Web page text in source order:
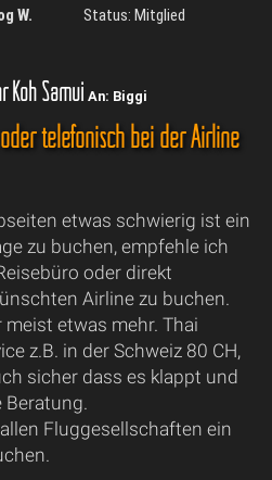
W.
Status: Mitglied
Koh Samui An: Biggi
telefonisch bei der Airline
etwas schwierig ist ein
zu buchen, empfehle ich
oder direkt
Airline zu buchen.
etwas mehr. Thai
z.B. in der Schweiz 80 CH,
sicher dass es klappt und
Fluggesellschaften ein